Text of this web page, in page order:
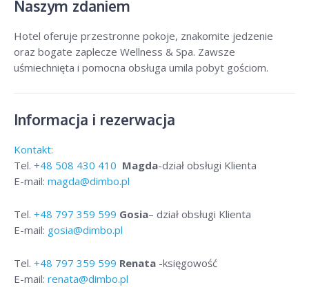
Naszym zdaniem
Hotel oferuje przestronne pokoje, znakomite jedzenie
oraz bogate zaplecze Wellness & Spa. Zawsze
uśmiechnięta i pomocna obsługa umila pobyt gościom.
Informacja i rezerwacja
Kontakt:
Tel. +48 508 430 410 Magda-dział obsługi Klienta
E-mail: magda@dimbo.pl
Tel. +48 797 359 599 Gosia– dział obsługi Klienta
E-mail: gosia@dimbo.pl
Tel. +48 797 359 599 Renata -księgowość
E-mail: renata@dimbo.pl